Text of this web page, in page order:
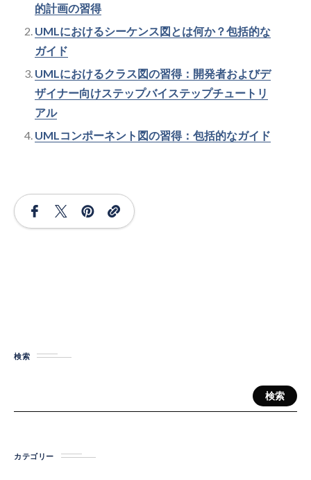
的計画の習得
UMLにおけるシーケンス図とは何か？包括的な
ガイド
UMLにおけるクラス図の習得：開発者およびデ
ザイナー向けステップバイステップチュートリ
アル
UMLコンポーネント図の習得：包括的なガイド
検索
検索
カテゴリー